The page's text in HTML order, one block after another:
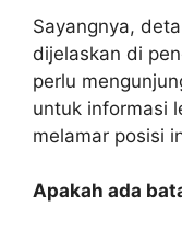
Sayangnya,
dijelaskan di
perlu
untuk informasi
melamar posisi
Apakah ada